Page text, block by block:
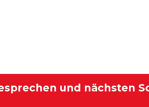
und nächsten